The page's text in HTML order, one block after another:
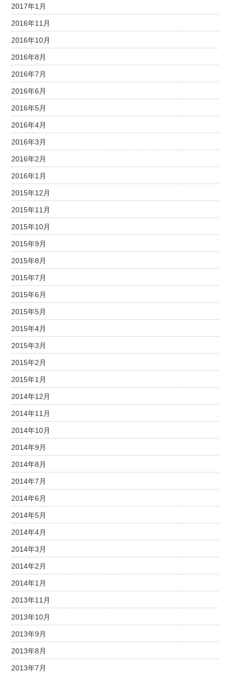
2017年1月
2016年11月
2016年10月
2016年8月
2016年7月
2016年6月
2016年5月
2016年4月
2016年3月
2016年2月
2016年1月
2015年12月
2015年11月
2015年10月
2015年9月
2015年8月
2015年7月
2015年6月
2015年5月
2015年4月
2015年3月
2015年2月
2015年1月
2014年12月
2014年11月
2014年10月
2014年9月
2014年8月
2014年7月
2014年6月
2014年5月
2014年4月
2014年3月
2014年2月
2014年1月
2013年11月
2013年10月
2013年9月
2013年8月
2013年7月